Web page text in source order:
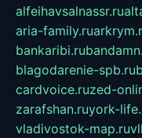
alfeihavsalnassr.ru
aria-family.ru
bankaribi.ru
blagodarenie-spb.ru
cardvoice.ruzed-
zarafshan.ruyork-
vladivostok-map.ru